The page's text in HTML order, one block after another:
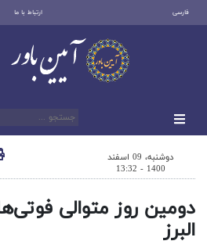
فارسی ارتباط با ما
دوشنبه، 09 اسفند
1400 - 13:32
البرز